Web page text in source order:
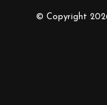
© Copyright